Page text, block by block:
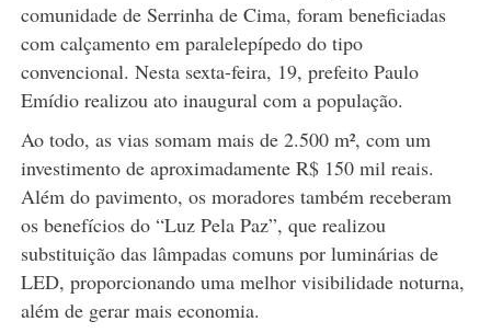
comunidade de Serrinha de Cima, foram beneficiadas
com calçamento em paralelepípedo do tipo
convencional. Nesta sexta-feira, 19, prefeito Paulo
Emídio realizou ato inaugural com a população.
Ao todo, as vias somam mais de 2.500 m², com um
investimento de aproximadamente R$ 150 mil reais.
Além do pavimento, os moradores também receberam
os benefícios do “Luz Pela Paz”, que realizou
substituição das lâmpadas comuns por luminárias de
LED, proporcionando uma melhor visibilidade noturna,
além de gerar mais economia.